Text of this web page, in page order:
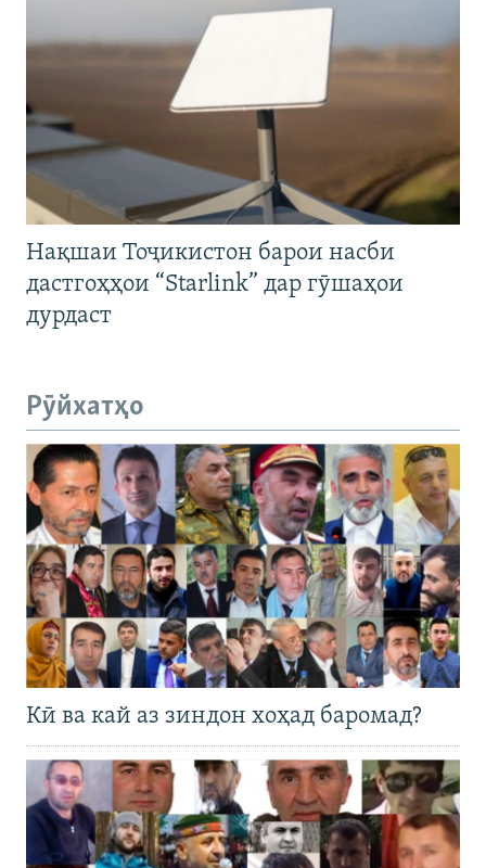
Нақшаи Тоҷикистон барои насби
дастгоҳҳои “Starlink” дар гӯшаҳои
дурдаст
Рӯйхатҳо
Кӣ ва кай аз зиндон хоҳад баромад?